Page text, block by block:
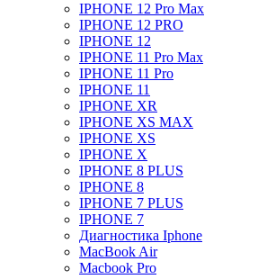
IPHONE 12 Pro Max
IPHONE 12 PRO
IPHONE 12
IPHONE 11 Pro Max
IPHONE 11 Pro
IPHONE 11
IPHONE XR
IPHONE XS MAX
IPHONE XS
IPHONE X
IPHONE 8 PLUS
IPHONE 8
IPHONE 7 PLUS
IPHONE 7
Диагностика Iphone
MacBook Air
Macbook Pro